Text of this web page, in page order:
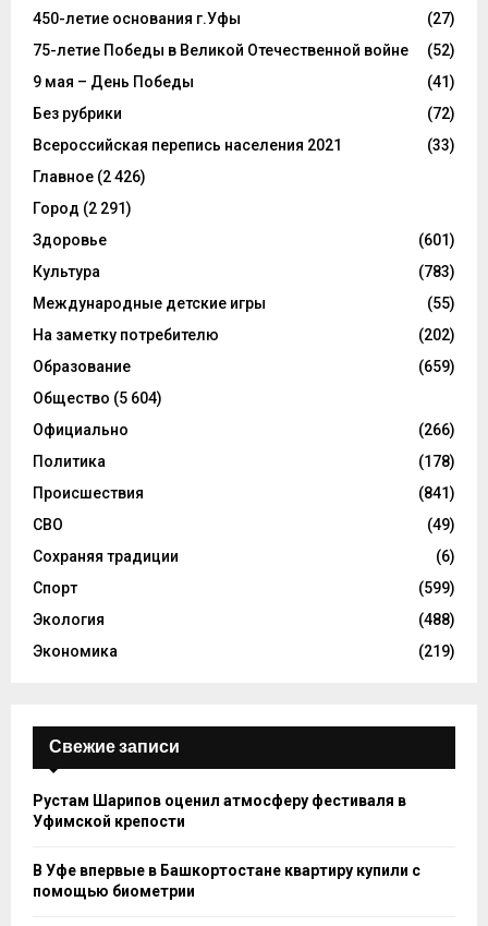
450-летие основания г.Уфы
(27)
75-летие Победы в Великой Отечественной войне
(52)
9 мая – День Победы
(41)
Без рубрики
(72)
Всероссийская перепись населения 2021
(33)
Главное (2 426)
Город (2 291)
Здоровье
(601)
Культура
(783)
Международные детские игры
(55)
На заметку потребителю
(202)
Образование
(659)
Общество (5 604)
Официально
(266)
Политика
(178)
Происшествия
(841)
СВО
(49)
Сохраняя традиции
(6)
Спорт
(599)
Экология
(488)
Экономика
(219)
Свежие записи
Рустам Шарипов оценил атмосферу фестиваля в
Уфимской крепости
В Уфе впервые в Башкортостане квартиру купили с
помощью биометрии